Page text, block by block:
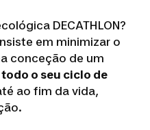
DECATHLON?
em minimizar o
conceção de um
todo o seu ciclo de
ao fim da vida,